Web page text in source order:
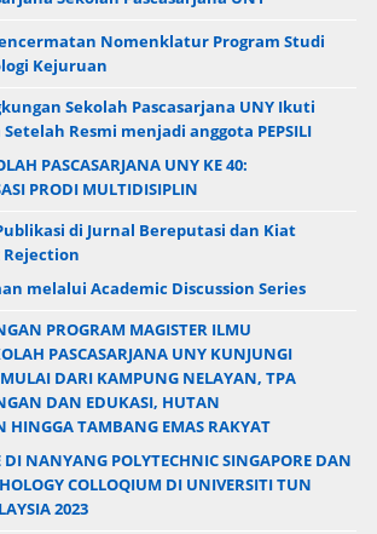
Nomenklatur Program Studi
Kejuruan
Sekolah Pascasarjana UNY Ikuti
Resmi menjadi anggota PEPSILI
PASCASARJANA UNY KE 40:
PRODI MULTIDISIPLIN
di Jurnal Bereputasi dan Kiat
melalui Academic Discussion Series
PROGRAM MAGISTER ILMU
PASCASARJANA UNY KUNJUNGI
DARI KAMPUNG NELAYAN, TPA
DAN EDUKASI, HUTAN
HINGGA TAMBANG EMAS RAKYAT
DI NANYANG POLYTECHNIC SINGAPORE DAN
COLLOQIUM DI UNIVERSITI TUN
2023